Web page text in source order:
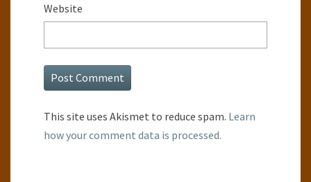
Website
This site uses Akismet to reduce spam. Learn
how your comment data is processed.